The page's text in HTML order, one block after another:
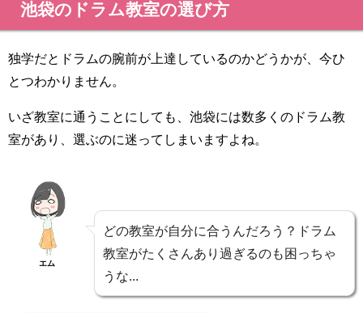
池袋のドラム教室の選び方
独学だとドラムの腕前が上達しているのかどうかが、今ひ
とつわかりません。
いざ教室に通うことにしても、池袋には数多くのドラム教
室があり、選ぶのに迷ってしまいますよね。
エム
どの教室が自分に合うんだろう？ドラム
教室がたくさんあり過ぎるのも困っちゃ
うな...